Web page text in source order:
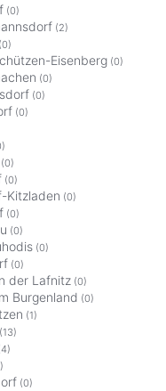
(0)
(2)
(0)
Eisenberg (0)
(0)
(0)
(0)
(0)
(0)
Kitzladen (0)
(0)
(0)
(0)
(0)
der Lafnitz (0)
Burgenland (0)
(1)
(13)
(0)